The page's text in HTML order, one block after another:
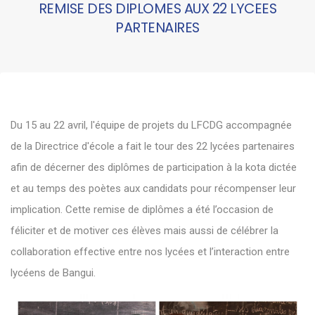
REMISE DES DIPLOMES AUX 22 LYCEES
PARTENAIRES
Du 15 au 22 avril, l'équipe de projets du LFCDG accompagnée
de la Directrice d'école a fait le tour des 22 lycées partenaires
afin de décerner des diplômes de participation à la kota dictée
et au temps des poètes aux candidats pour récompenser leur
implication. Cette remise de diplômes a été l’occasion de
féliciter et de motiver ces élèves mais aussi de célébrer la
collaboration effective entre nos lycées et l’interaction entre
lycéens de Bangui.